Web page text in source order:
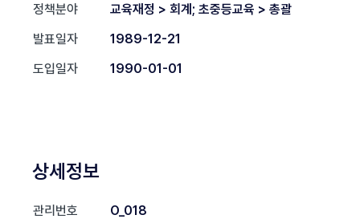
정책분야
교육재정 > 회계; 초중등교육 > 총괄
발표일자
1989-12-21
도입일자
1990-01-01
상세정보
관리번호
O_018